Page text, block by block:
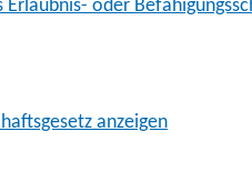
oder
anzeigen